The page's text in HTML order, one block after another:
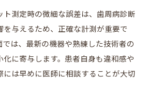
ト測定時の微細な誤差は、歯周病診断
を与えるため、正確な計測が重要で
では、最新の機器や熟練した技術者の
化に寄与します。患者自身も違和感や
には早めに医師に相談することが大切